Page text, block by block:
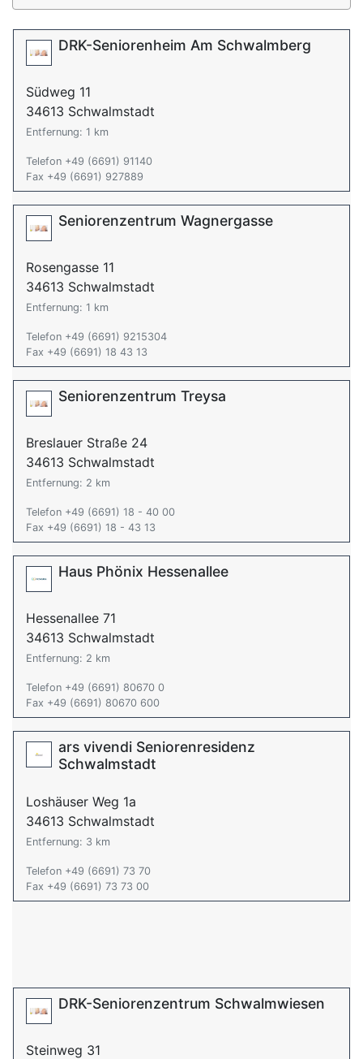
DRK-Seniorenheim Am Schwalmberg
Südweg 11
34613 Schwalmstadt
Entfernung: 1 km
Telefon +49 (6691) 91140
Fax +49 (6691) 927889
Seniorenzentrum Wagnergasse
Rosengasse 11
34613 Schwalmstadt
Entfernung: 1 km
Telefon +49 (6691) 9215304
Fax +49 (6691) 18 43 13
Seniorenzentrum Treysa
Breslauer Straße 24
34613 Schwalmstadt
Entfernung: 2 km
Telefon +49 (6691) 18 - 40 00
Fax +49 (6691) 18 - 43 13
Haus Phönix Hessenallee
Hessenallee 71
34613 Schwalmstadt
Entfernung: 2 km
Telefon +49 (6691) 80670 0
Fax +49 (6691) 80670 600
ars vivendi Seniorenresidenz
Schwalmstadt
Loshäuser Weg 1a
34613 Schwalmstadt
Entfernung: 3 km
Telefon +49 (6691) 73 70
Fax +49 (6691) 73 73 00
DRK-Seniorenzentrum Schwalmwiesen
Steinweg 31